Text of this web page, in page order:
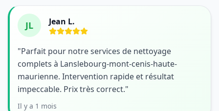
JL Jean L.
"Parfait pour notre services de nettoyage
complets à Lanslebourg-mont-cenis-haute-
maurienne. Intervention rapide et résultat
impeccable. Prix très correct."
Il y a 1 mois